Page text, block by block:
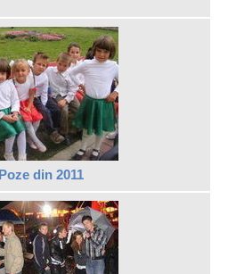
Poze din 2011